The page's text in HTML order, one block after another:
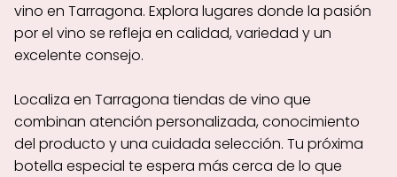
vino en Tarragona. Explora lugares donde la pasión
por el vino se refleja en calidad, variedad y un
excelente consejo.
Localiza en Tarragona tiendas de vino que
combinan atención personalizada, conocimiento
del producto y una cuidada selección. Tu próxima
botella especial te espera más cerca de lo que